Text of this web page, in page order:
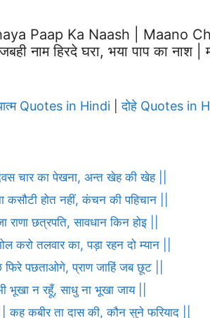
Paap Ka Naash | Maano
नाम हिरदे घरा, भया पाप का नाश |
Quotes in Hindi |दोहे Quotes in
चार का पेखना, अन्त खेह की खेह ||
कसौटी होत नहीं, कंचन की पहिचान ||
राणा छत्रपति, सावधान किन होइ ||
करो तलवार का, पड़ा रहन दो म्यान ||
पछताओगे, प्राण जाहिं जब छूट ||
भूखा न रहूँ, साधु ना भूखा जाय ||
कबीर ता दास की, कौन सुने फरियाद ||